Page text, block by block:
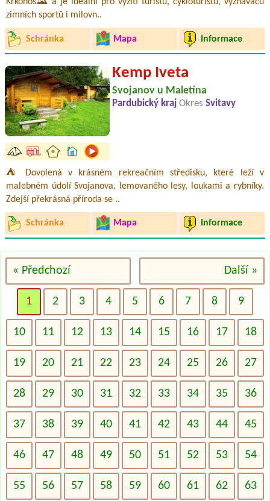
Krkonoš🌄 a je ideální pro vyžití turistů, cykloturistů, vyznavačů
zimních sportů i milovn..
Schránka Mapa Informace
Kemp Iveta
Svojanov u Maletína
Pardubický kraj Okres Svitavy
⛺ Dovolená v krásném rekreačním středisku, které leží v
malebném údolí Svojanova, lemovaného lesy, loukami a rybníky.
Zdejší překrásná příroda se ..
Schránka Mapa Informace
« Předchozí Další »
1 2 3 4 5 6 7 8 9
10 11 12 13 14 15 16 17 18
19 20 21 22 23 24 25 26 27
28 29 30 31 32 33 34 35 36
37 38 39 40 41 42 43 44 45
46 47 48 49 50 51 52 53 54
55 56 57 58 59 60 61 62 63